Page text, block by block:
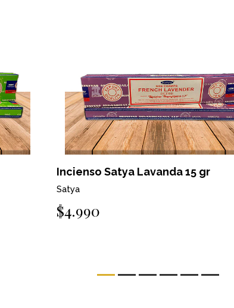
Incienso Satya Lavanda 15 gr
Satya
$4.990